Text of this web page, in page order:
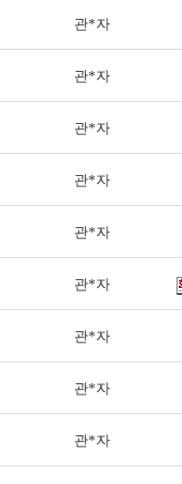
관*자
관*자
관*자
관*자
관*자
관*자
관*자
관*자
관*자